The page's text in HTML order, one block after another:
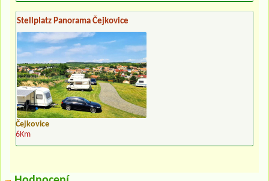
Stellplatz Panorama Čejkovice
Čejkovice
6Km